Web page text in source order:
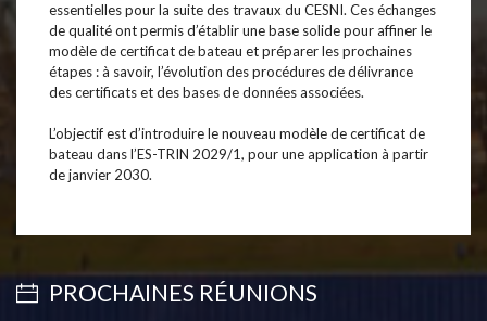
essentielles pour la suite des travaux du CESNI. Ces échanges
de qualité ont permis d’établir une base solide pour affiner le
modèle de certificat de bateau et préparer les prochaines
étapes : à savoir, l’évolution des procédures de délivrance
des certificats et des bases de données associées.
L’objectif est d’introduire le nouveau modèle de certificat de
bateau dans l’ES-TRIN 2029/1, pour une application à partir
de janvier 2030.
PROCHAINES RÉUNIONS